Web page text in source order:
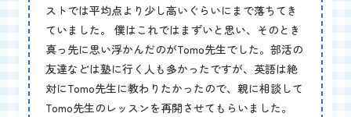
ストでは平均点より少し高いぐらいにまで落ちてき
ていました。 僕はこれではまずいと思い、そのとき
真っ先に思い浮かんだのがTomo先生でした。部活の
友達などは塾に行く人も多かったですが、英語は絶
対にTomo先生に教わりたかったので、親に相談して
Tomo先生のレッスンを再開させてもらいました。